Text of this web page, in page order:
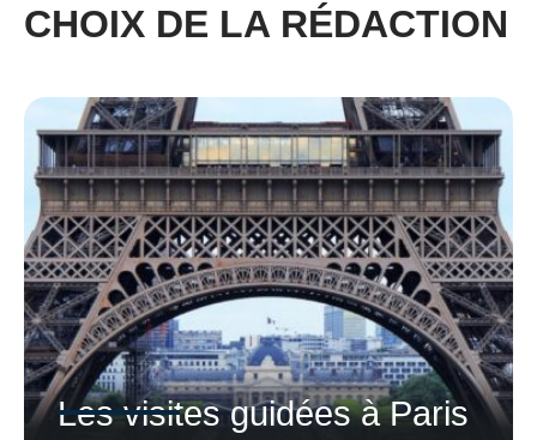
CHOIX DE LA RÉDACTION
Les visites guidées à Paris